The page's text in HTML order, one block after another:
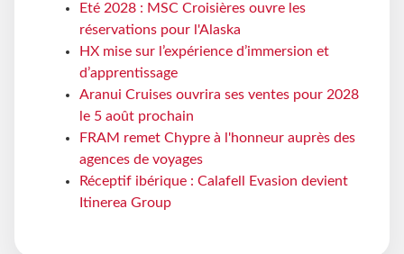
Eté 2028 : MSC Croisières ouvre les
réservations pour l'Alaska
HX mise sur l’expérience d’immersion et
d’apprentissage
Aranui Cruises ouvrira ses ventes pour 2028
le 5 août prochain
FRAM remet Chypre à l'honneur auprès des
agences de voyages
Réceptif ibérique : Calafell Evasion devient
Itinerea Group